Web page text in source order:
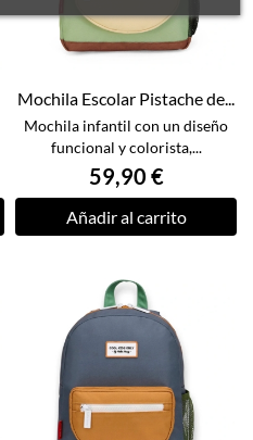
Mochila Escolar Pistache de...
Mochila infantil con un diseño
funcional y colorista,...
59,90 €
Añadir al carrito